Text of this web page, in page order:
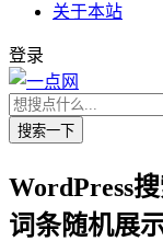
关于本站
登录
搜索一下
WordPress
词条随机展